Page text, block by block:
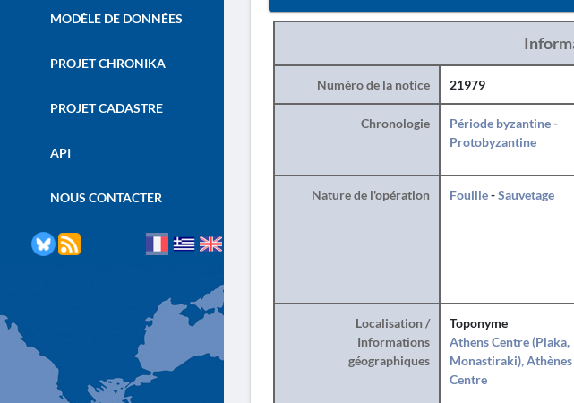
MODÈLE DE DONNÉES
PROJET CHRONIKA
PROJET CADASTRE
API
NOUS CONTACTER
Numéro de la notice 21979
Chronologie Période byzantine-
Protobyzantine
Nature de l'opération Fouille-Sauvetage
Localisation /
Informations
géographiques
Toponyme
Athens Centre (Plaka,
Monastiraki), Athènes
Centre